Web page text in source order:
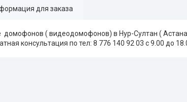
для заказа
домофонов ( видеодомофонов) в Нур-Султан (
консультация по тел: 8 776 140 92 03 с 9.00 до